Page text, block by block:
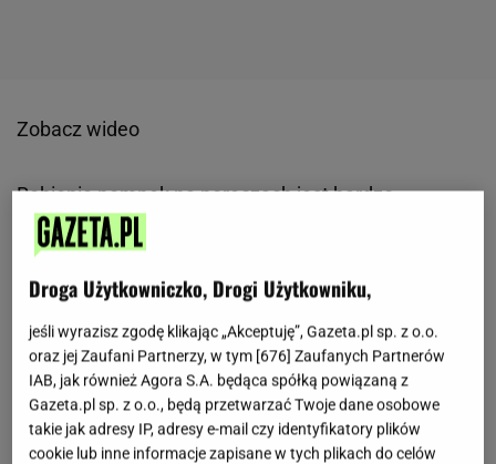
Zobacz wideo
Robienie pompek na poręczach jest bardzo
wymagającym ćwiczeniem. Wymaga sporo siły od
ćwiczącego, ponieważ podczas ich wykonywania
wykorzystujemy masę własnego ciała. Bez
odpowiedniej siły mięśni piersiowych nie damy rady
wykonać nawet jednego powtórzenia. Wykonywanie
pompek na poręczach wymaga więc sporego
doświadczenia. Niewłaściwa technika może
doprowadzić nas dokontuzjii sprawić nam wiele
Droga Użytkowniczko, Drogi Użytkowniku,
jeśli wyrazisz zgodę klikając „Akceptuję”, Gazeta.pl sp. z o.o.
oraz jej Zaufani Partnerzy, w tym [676] Zaufanych Partnerów
IAB, jak również Agora S.A. będąca spółką powiązaną z
Gazeta.pl sp. z o.o., będą przetwarzać Twoje dane osobowe
takie jak adresy IP, adresy e-mail czy identyfikatory plików
cookie lub inne informacje zapisane w tych plikach do celów